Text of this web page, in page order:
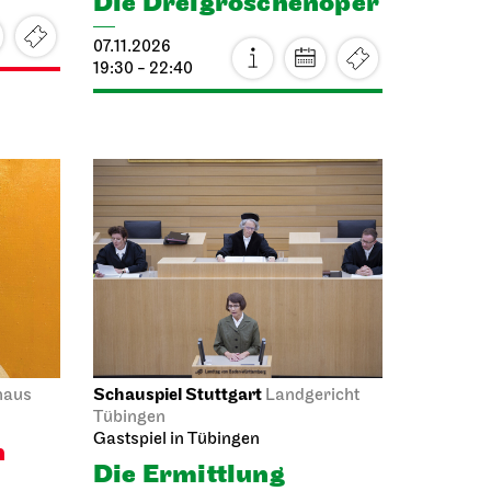
Mo, 26.10.2026
Schauspiel Stuttgart
Schauspielhaus
Zwischen zwei
Menschen ent­steht
manch­mal, wie